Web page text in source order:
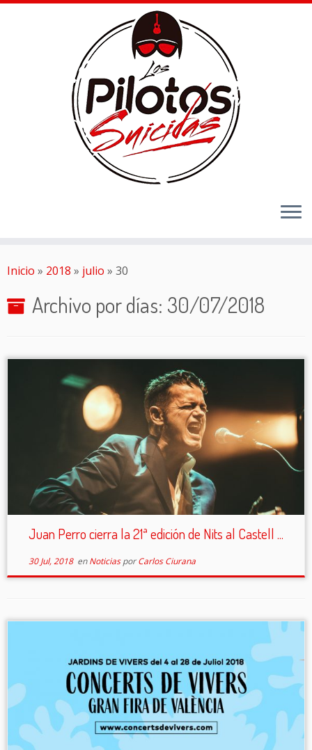
Inicio » 2018 » julio » 30
Archivo por días: 30/07/2018
Juan Perro cierra la 21ª edición de Nits al Castell ...
30 Jul, 2018enNoticiasporCarlos Ciurana